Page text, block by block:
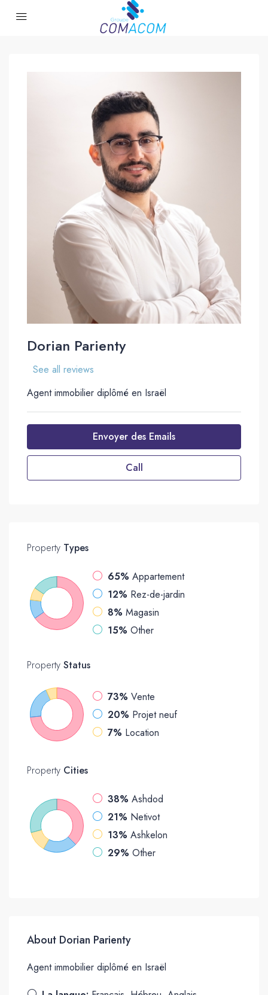
Dorian Parienty
See all reviews
Agent immobilier diplômé en Israël
Envoyer des Emails
Call
Property Types
65% Appartement
12% Rez-de-jardin
8% Magasin
15% Other
Property Status
73% Vente
20% Projet neuf
7% Location
Property Cities
38% Ashdod
21% Netivot
13% Ashkelon
29% Other
About Dorian Parienty
Agent immobilier diplômé en Israël